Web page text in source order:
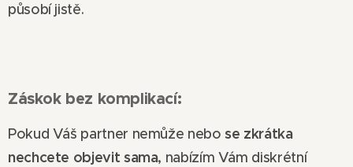
působí jistě.
Záskok bez komplikací:
Pokud Váš partner nemůže nebose zkrátka
nechcete objevit sama, nabízím Vám diskrétní